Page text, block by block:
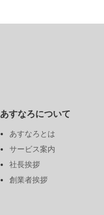
あすなろについて
あすなろとは
サービス案内
社長挨拶
創業者挨拶